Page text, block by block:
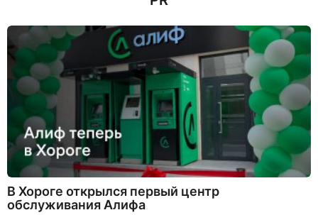
д
В Хороге открылся первый центр
обслуживания Алифа